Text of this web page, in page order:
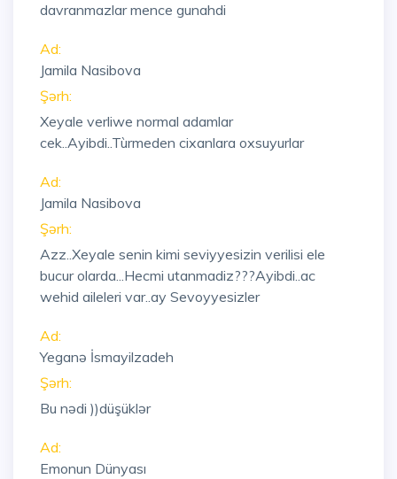
davranmazlar mence gunahdi
Ad:
Jamila Nasibova
Şərh:
Xeyale verliwe normal adamlar
cek..Ayibdi..Tùrmeden cixanlara oxsuyurlar
Ad:
Jamila Nasibova
Şərh:
Azz..Xeyale senin kimi seviyyesizin verilisi ele
bucur olarda...Hecmi utanmadiz???Ayibdi..ac
wehid aileleri var..ay Sevoyyesizler
Ad:
Yeganə İsmayilzadeh
Şərh:
Bu nədi ))düşüklər
Ad:
Emonun Dünyası